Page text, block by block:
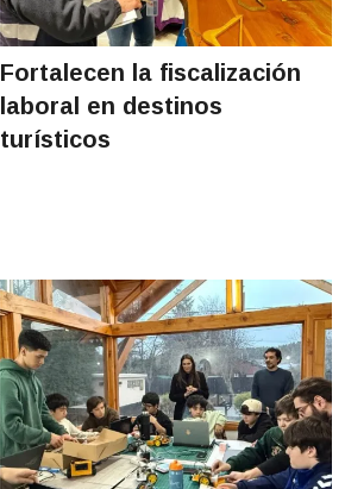
Fortalecen la fiscalización
laboral en destinos
turísticos